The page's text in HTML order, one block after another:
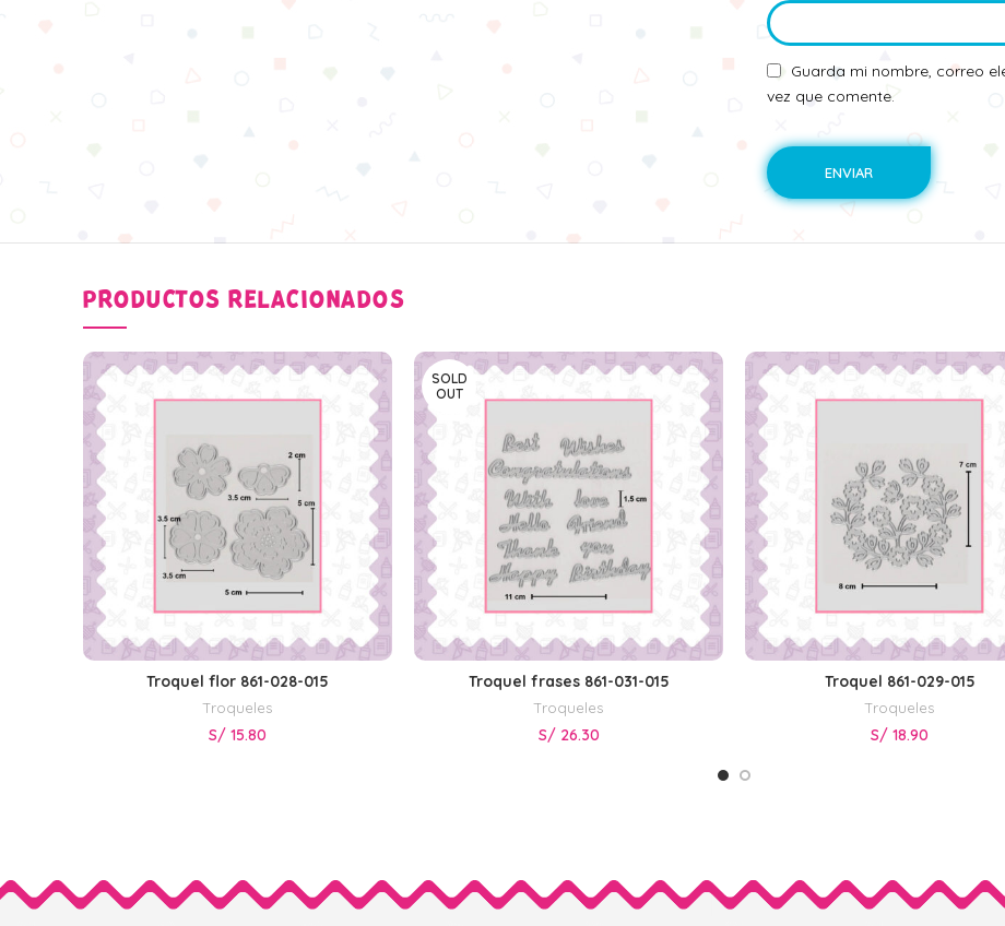
Guarda mi nombre, correo
vez que comente.
PRODUCTOS RELACIONADOS
AÑADIR AL CARRITO
Troquel flor 861-028-015
Troqueles
S/ 15.80
SOLD
OUT
LEER MÁS
Troquel frases 861-031-015
Troqueles
S/ 26.30
AÑADIR AL CARRITO
Troquel 861-029-015
Troqueles
S/ 18.90